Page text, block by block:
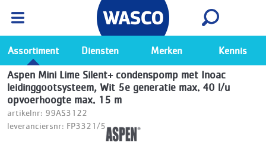
Ga naar de Wasco app
Bekijk
Assortiment Diensten Merken Kennis
Aspen Mini Lime Silent+ condenspomp met Inoac
leidinggootsysteem, Wit 5e generatie max. 40 l/u
opvoerhoogte max. 15 m
artikelnr: 99AS3122
leveranciersnr: FP3321/5